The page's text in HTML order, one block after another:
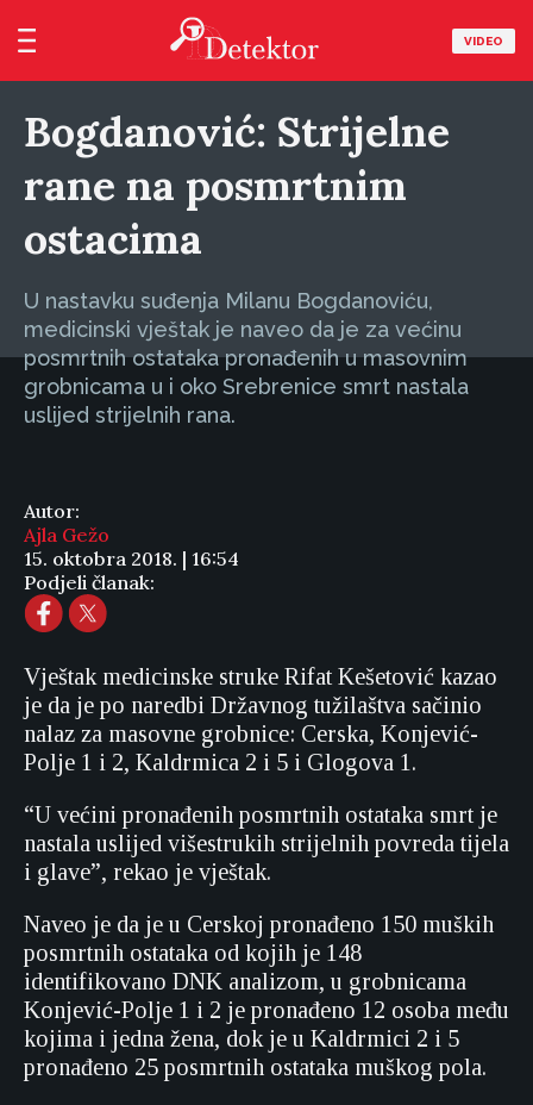
VIDEO
Bogdanović: Strijelne
rane na posmrtnim
ostacima
U nastavku suđenja Milanu Bogdanoviću,
medicinski vještak je naveo da je za većinu
posmrtnih ostataka pronađenih u masovnim
grobnicama u i oko Srebrenice smrt nastala
uslijed strijelnih rana.
Autor:
Ajla Gežo
15. oktobra 2018. | 16:54
Podjeli članak:
Vještak medicinske struke Rifat Kešetović kazao
je da je po naredbi Državnog tužilaštva sačinio
nalaz za masovne grobnice: Cerska, Konjević-
Polje 1 i 2, Kaldrmica 2 i 5 i Glogova 1.
“U većini pronađenih posmrtnih ostataka smrt je
nastala uslijed višestrukih strijelnih povreda tijela
i glave”, rekao je vještak.
Naveo je da je u Cerskoj pronađeno 150 muških
posmrtnih ostataka od kojih je 148
identifikovano DNK analizom, u grobnicama
Konjević-Polje 1 i 2 je pronađeno 12 osoba među
kojima i jedna žena, dok je u Kaldrmici 2 i 5
pronađeno 25 posmrtnih ostataka muškog pola.